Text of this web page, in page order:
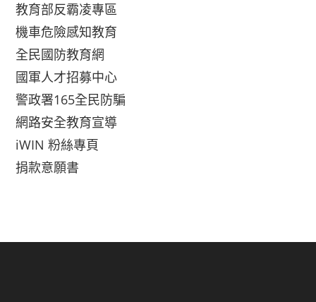
教育部反霸凌專區
機車危險感知教育
全民國防教育網
國軍人才招募中心
警政署165全民防騙
網路安全教育宣導
iWIN 粉絲專頁
捐款意願書